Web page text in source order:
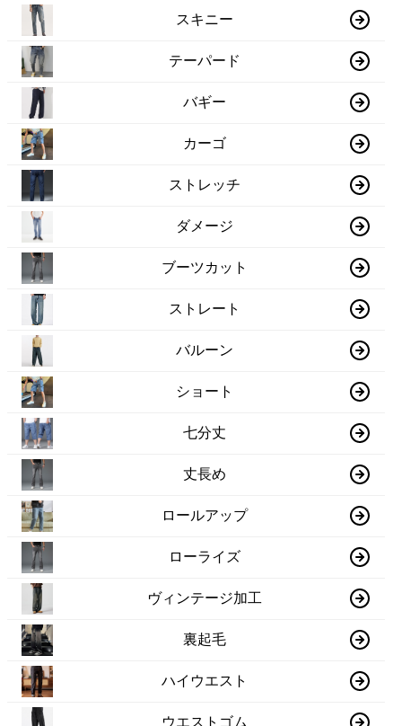
スキニー
テーパード
バギー
カーゴ
ストレッチ
ダメージ
ブーツカット
ストレート
バルーン
ショート
七分丈
丈長め
ロールアップ
ローライズ
ヴィンテージ加工
裏起毛
ハイウエスト
ウエストゴム